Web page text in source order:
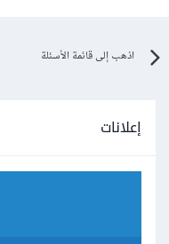
اذهب إلى قائمة الأسئلة
إعلانات